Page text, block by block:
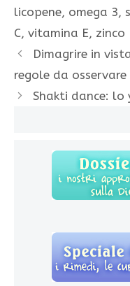
licopene, omega 3,
C, vitamina E, zinco
Dimagrire in
regole da osservare
Shakti dance: lo